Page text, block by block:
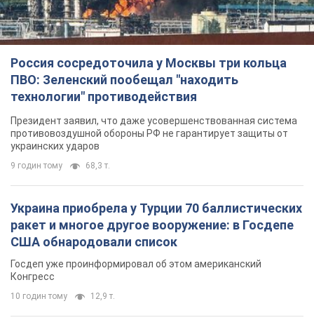
Россия сосредоточила у Москвы три кольца
ПВО: Зеленский пообещал "находить
технологии" противодействия
Президент заявил, что даже усовершенствованная система
противовоздушной обороны РФ не гарантирует защиты от
украинских ударов
9 годин тому 68,3 т.
Украина приобрела у Турции 70 баллистических
ракет и многое другое вооружение: в Госдепе
США обнародовали список
Госдеп уже проинформировал об этом американский
Конгресс
10 годин тому 12,9 т.